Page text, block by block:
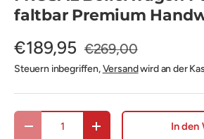
faltbar Premium
€189,95 €269,00
Steuern inbegriffen,Versandwird an der
Anzahl
Menge verringernMenge erhöhen In den